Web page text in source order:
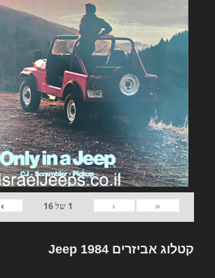
«
‹
1 של16
›
קטלוג אביזרים Jeep 1984